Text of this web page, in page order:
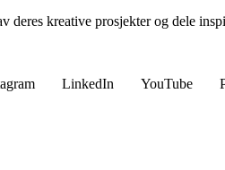
deres kreative prosjekter og dele
LinkedIn YouTube